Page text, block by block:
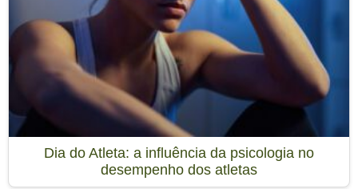
Dia do Atleta: a influência da psicologia no
desempenho dos atletas